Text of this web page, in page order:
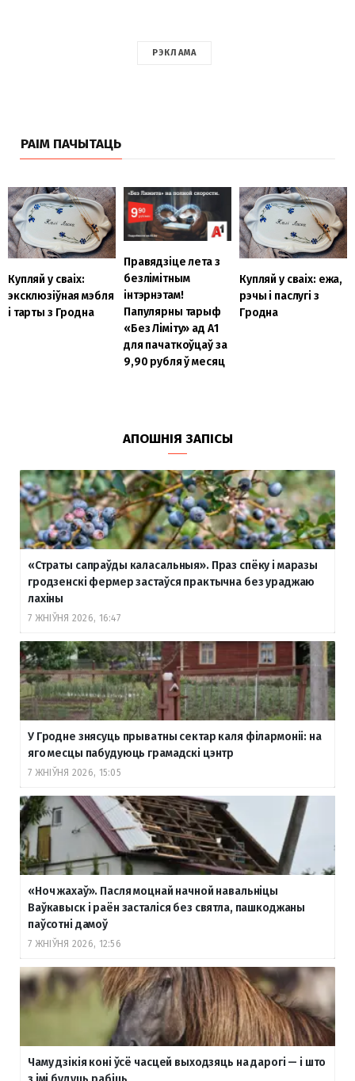
РЭКЛАМА
РАІМ ПАЧЫТАЦЬ
Купляй у сваіх:
эксклюзіўная мэбля
і тарты з Гродна
Правядзіце лета з
безлімітным
інтэрнэтам!
Папулярны тарыф
«Без Ліміту» ад А1
для пачаткоўцаў за
9,90 рубля ў месяц
Купляй у сваіх: ежа,
рэчы і паслугі з
Гродна
АПОШНІЯ ЗАПІСЫ
«Страты сапраўды каласальныя». Праз спёку і маразы
гродзенскі фермер застаўся практычна без ураджаю
лахіны
7 ЖНІЎНЯ 2026, 16:47
У Гродне знясуць прыватны сектар каля філармоніі: на
яго месцы пабудуюць грамадскі цэнтр
7 ЖНІЎНЯ 2026, 15:05
«Ноч жахаў». Пасля моцнай начной навальніцы
Ваўкавыск і раён засталіся без святла, пашкоджаны
паўсотні дамоў
7 ЖНІЎНЯ 2026, 12:56
Чаму дзікія коні ўсё часцей выходзяць на дарогі — і што